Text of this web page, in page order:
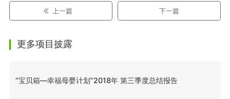
上一篇 下一篇
更多项目披露
“宝贝箱—幸福母婴计划”2018年 第三季度总结报告